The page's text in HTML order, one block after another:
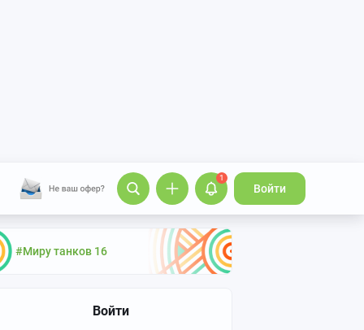
1
Войти
#Миру танков 16
Войти